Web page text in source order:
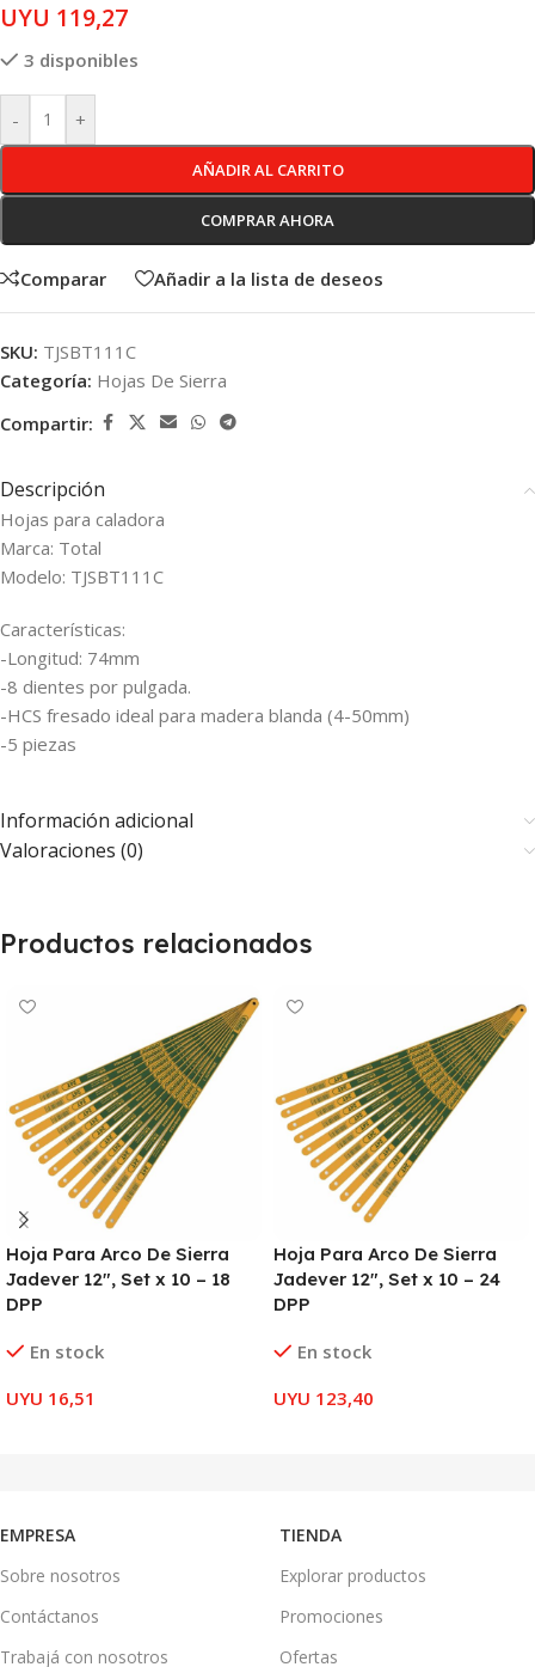
UYU 119,27
3 disponibles
- +
AÑADIR AL CARRITO
COMPRAR AHORA
Comparar Añadir a la lista de deseos
SKU: TJSBT111C
Categoría: Hojas De Sierra
Compartir:
Descripción
Hojas para caladora
Marca: Total
Modelo: TJSBT111C
Características:
-Longitud: 74mm
-8 dientes por pulgada.
-HCS fresado ideal para madera blanda (4-50mm)
-5 piezas
Información adicional
Valoraciones (0)
Productos relacionados
Hoja Para Arco De Sierra
Jadever 12″, Set x 10 – 18
DPP
En stock
UYU 16,51
Hoja Para Arco De Sierra
Jadever 12″, Set x 10 – 24
DPP
En stock
UYU 123,40
EMPRESA
Sobre nosotros
Contáctanos
Trabajá con nosotros
TIENDA
Explorar productos
Promociones
Ofertas